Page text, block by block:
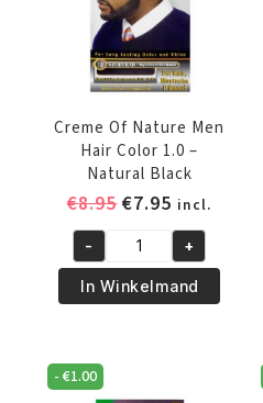
Creme Of Nature Men
Hair Color 1.0 –
Natural Black
€8.95Oorspronkelijke
was:
€8.95.
€7.95 Huidige
prijs
is:
€7.95.
incl.
Creme
Of
Nature
Hair
Color
- +
In Winkelmand
-€1.00